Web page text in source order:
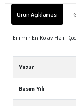
Ürün Açıklaması
Bilimin En Kolay Hali-
Yazar
Basım Yılı